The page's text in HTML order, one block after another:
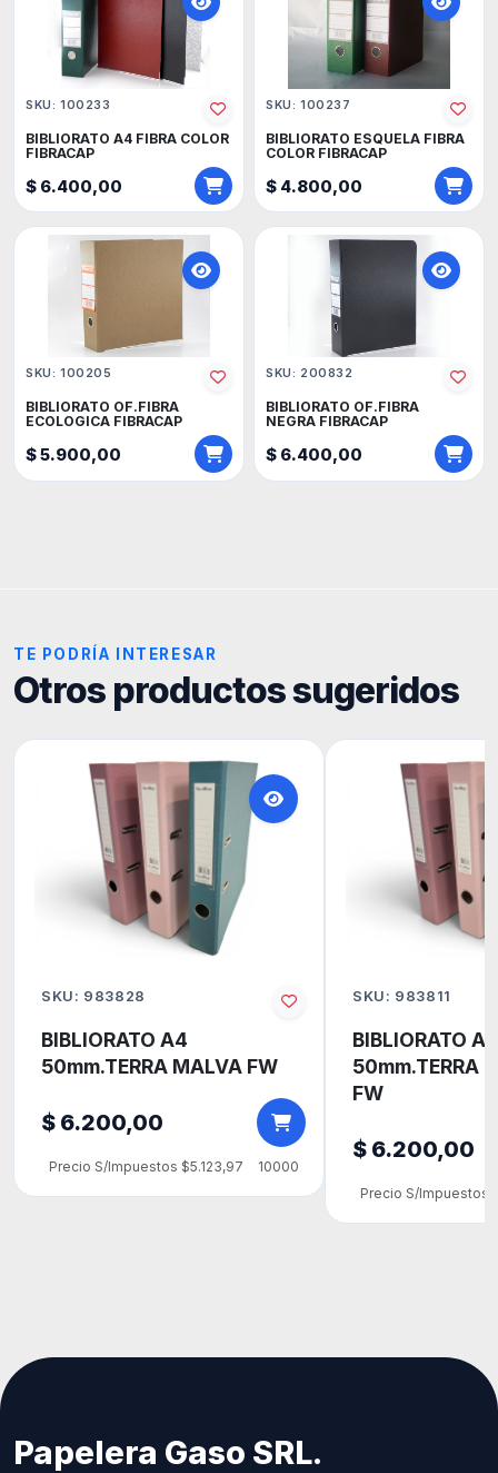
SKU: 100233
BIBLIORATO A4 FIBRA COLOR
FIBRACAP
$ 6.400,00
SKU: 100237
BIBLIORATO ESQUELA FIBRA
COLOR FIBRACAP
$ 4.800,00
SKU: 100205
BIBLIORATO OF.FIBRA
ECOLOGICA FIBRACAP
$ 5.900,00
SKU: 200832
BIBLIORATO OF.FIBRA
NEGRA FIBRACAP
$ 6.400,00
TE PODRÍA INTERESAR
Otros productos sugeridos
SKU: 983828
BIBLIORATO A4
50mm.TERRA MALVA FW
$ 6.200,00
Precio S/Impuestos $5.123,97 10000
SKU: 983811
BIBLIORATO A4
50mm.TERRA
FW
$ 6.200,00
Precio S/Impuestos
Papelera Gaso SRL.